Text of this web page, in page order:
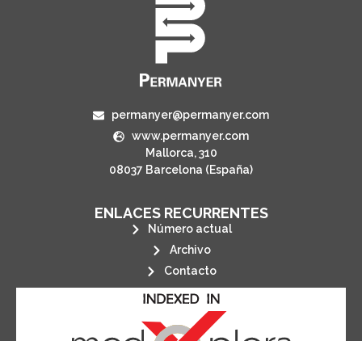
permanyer@permanyer.com
www.permanyer.com
Mallorca, 310
08037 Barcelona (España)
ENLACES RECURRENTES
Número actual
Archivo
Contacto